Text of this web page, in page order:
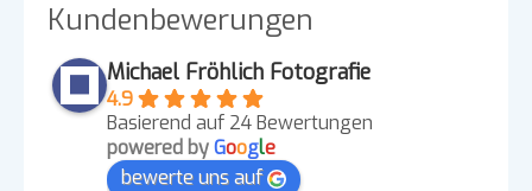
Kundenbewerungen
Michael Fröhlich Fotografie
4.9
Basierend auf 24 Bewertungen
powered byGoogle
bewerte uns auf